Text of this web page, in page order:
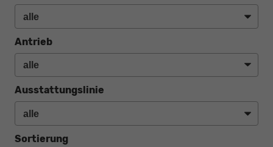
Antrieb
Ausstattungslinie
Sortierung